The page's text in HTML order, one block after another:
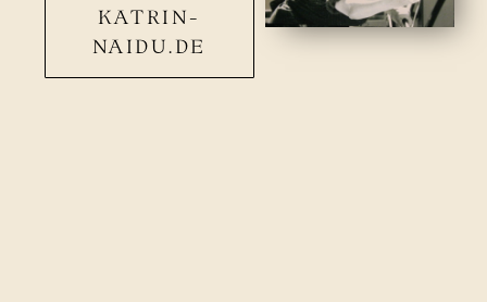
KATRIN-
NAIDU.DE